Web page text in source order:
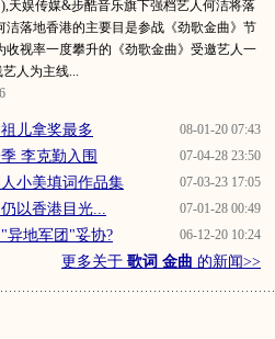
天娱传媒&步酷音乐旗下强档艺人何洁将落
洁落地香港的主要目是参战《劲歌金曲》节
收视率一度攀升的《劲歌金曲》受邀艺人一
人为主线...
08-01-20 07:43
儿拿奖最多
07-04-28 23:50
李克勤入围
07-03-23 17:05
小美填词作品集
07-01-28 00:49
以香港目光...
06-12-20 10:24
异地军团"妥协?
更多关于 歌词 金曲 的新闻>>